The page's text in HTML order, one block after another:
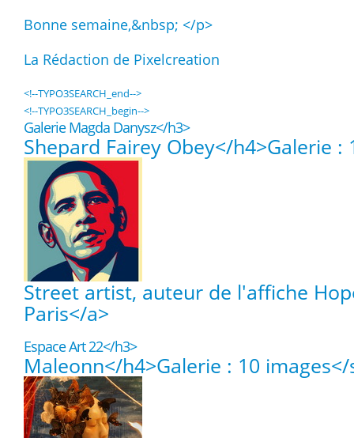
Bonne semaine,&nbsp; </p>
La Rédaction de Pixelcreation
<!--TYPO3SEARCH_end-->
<!--TYPO3SEARCH_begin-->
Galerie Magda Danysz</h3>
Shepard Fairey Obey</h4>Galerie :
Street artist, auteur de l'affiche
Paris</a>
Espace Art 22</h3>
Maleonn</h4>Galerie : 10